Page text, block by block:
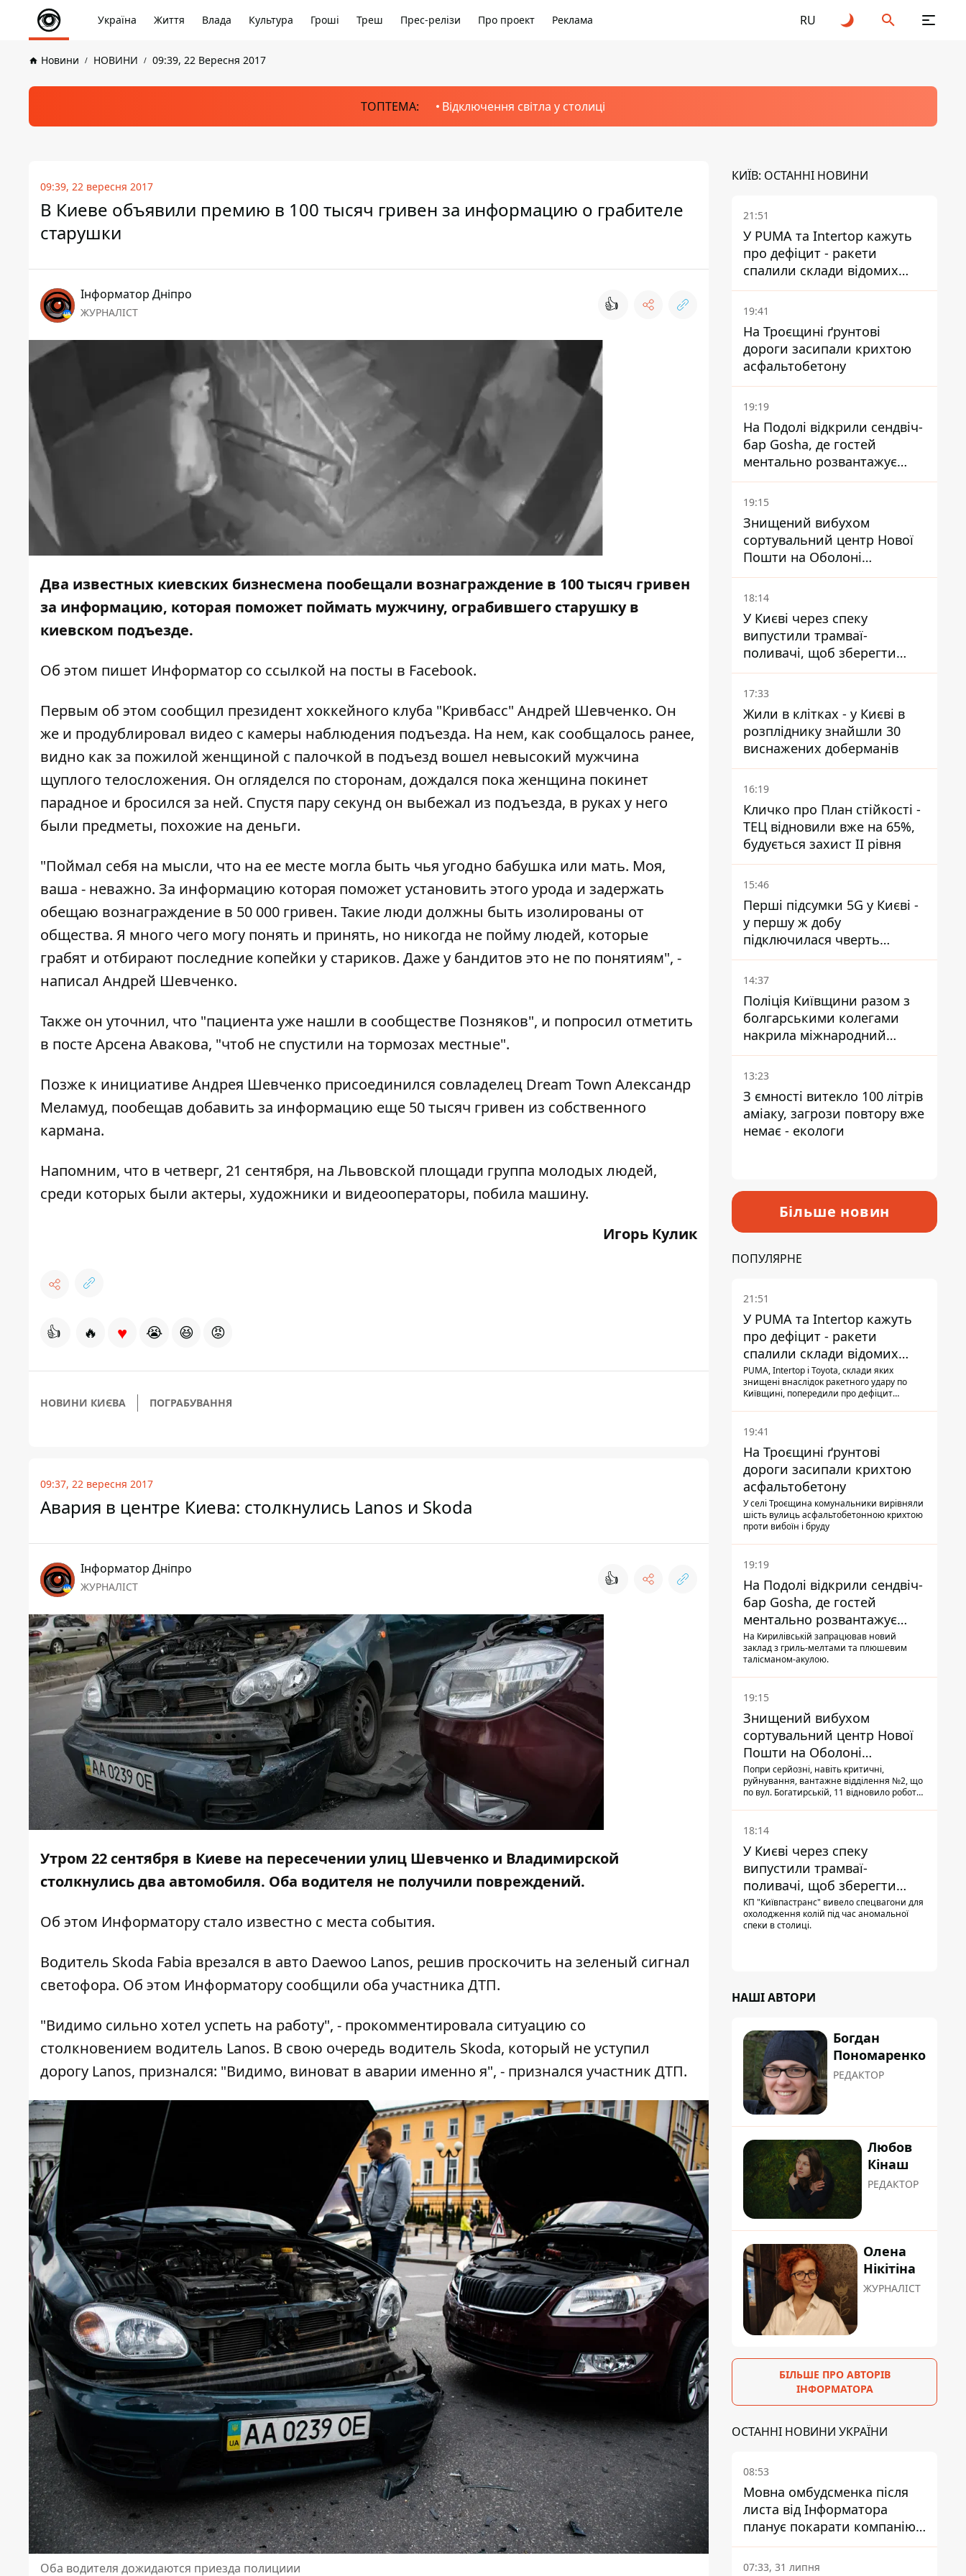
Україна Життя Влада Культура Гроші Треш Прес-релізи Про проект Реклама RU
Новини НОВИНИ 09:39, 22 Вересня 2017
ТОПТЕМА: Відключення світла у столиці
09:39, 22 вересня 2017
В Киеве объявили премию в 100 тысяч гривен за информацию о грабителе
старушки
Інформатор Дніпро
ЖУРНАЛІСТ 👍
Два известных киевских бизнесмена пообещали вознаграждение в 100 тысяч гривен
за информацию, которая поможет поймать мужчину, ограбившего старушку в
киевском подъезде.
Об этом пишет Информатор со ссылкой на посты в Facebook.
Первым об этом сообщил президент хоккейного клуба "Кривбасс" Андрей Шевченко. Он
же и продублировал видео с камеры наблюдения подъезда. На нем, как сообщалось ранее,
видно как за пожилой женщиной с палочкой в подъезд вошел невысокий мужчина
щуплого телосложения. Он огляделся по сторонам, дождался пока женщина покинет
парадное и бросился за ней. Спустя пару секунд он выбежал из подъезда, в руках у него
были предметы, похожие на деньги.
"Поймал себя на мысли, что на ее месте могла быть чья угодно бабушка или мать. Моя,
ваша - неважно. За информацию которая поможет установить этого урода и задержать
обещаю вознаграждение в 50 000 гривен. Такие люди должны быть изолированы от
общества. Я много чего могу понять и принять, но никогда не пойму людей, которые
грабят и отбирают последние копейки у стариков. Даже у бандитов это не по понятиям", -
написал Андрей Шевченко.
Также он уточнил, что "пациента уже нашли в сообществе Позняков", и попросил отметить
в посте Арсена Авакова, "чтоб не спустили на тормозах местные".
Позже к инициативе Андрея Шевченко присоединился совладелец Dream Town Александр
Меламуд, пообещав добавить за информацию еще 50 тысяч гривен из собственного
кармана.
Напомним, что в четверг, 21 сентября, на Львовской площади группа молодых людей,
среди которых были актеры, художники и видеооператоры, побила машину.
Игорь Кулик
👍 🔥 ♥ 😭 😆 😡
НОВИНИ КИЄВА ПОГРАБУВАННЯ
09:37, 22 вересня 2017
Авария в центре Киева: столкнулись Lanos и Skoda
Інформатор Дніпро
ЖУРНАЛІСТ 👍
Утром 22 сентября в Киеве на пересечении улиц Шевченко и Владимирской
столкнулись два автомобиля. Оба водителя не получили повреждений.
Об этом Информатору стало известно с места события.
Водитель Skoda Fabia врезался в авто Daewoo Lanos, решив проскочить на зеленый сигнал
светофора. Об этом Информатору сообщили оба участника ДТП.
"Видимо сильно хотел успеть на работу", - прокомментировала ситуацию со
столкновением водитель Lanos. В свою очередь водитель Skoda, который не уступил
дорогу Lanos, признался: "Видимо, виноват в аварии именно я", - признался участник ДТП.
Оба водителя дожидаются приезда полициии
КИЇВ: ОСТАННІ НОВИНИ
21:51
У PUMA та Intertop кажуть
про дефіцит - ракети
спалили склади відомих
брендів
19:41
На Троєщині ґрунтові
дороги засипали крихтою
асфальтобетону
19:19
На Подолі відкрили сендвіч-
бар Gosha, де гостей
ментально розвантажує
акула
19:15
Знищений вибухом
сортувальний центр Нової
Пошти на Оболоні
запрацював - видають
посилки
18:14
У Києві через спеку
випустили трамваї-
поливачі, щоб зберегти
рейки від деформації
17:33
Жили в клітках - у Києві в
розпліднику знайшли 30
виснажених доберманів
16:19
Кличко про План стійкості -
ТЕЦ відновили вже на 65%,
будується захист ІІ рівня
15:46
Перші підсумки 5G у Києві -
у першу ж добу
підключилася чверть
мільйона абонентів
14:37
Поліція Київщини разом з
болгарськими колегами
накрила міжнародний
наркосиндикат
13:23
З ємності витекло 100 літрів
аміаку, загрози повтору вже
немає - екологи
Більше новин
ПОПУЛЯРНЕ
21:51
У PUMA та Intertop кажуть
про дефіцит - ракети
спалили склади відомих
брендів
PUMA, Intertop і Toyota, склади яких
знищені внаслідок ракетного удару по
Київщині, попередили про дефіцит
19:41
На Троєщині ґрунтові
дороги засипали крихтою
асфальтобетону
У селі Троєщина комунальники вирівняли
шість вулиць асфальтобетонною крихтою
проти вибоїн і бруду
19:19
На Подолі відкрили сендвіч-
бар Gosha, де гостей
ментально розвантажує
акула
На Кирилівській запрацював новий
заклад з гриль-мелтами та плюшевим
талісманом-акулою.
19:15
Знищений вибухом
сортувальний центр Нової
Пошти на Оболоні
запрацював - видають
посилки
Попри серйозні, навіть критичні,
руйнування, вантажне відділення №2, що
по вул. Богатирській, 11 відновило роботу:
18:14
У Києві через спеку
випустили трамваї-
поливачі, щоб зберегти
рейки від деформації
КП "Київпастранс" вивело спецвагони для
охолодження колій під час аномальної
спеки в столиці.
НАШІ АВТОРИ
Богдан
Пономаренко
РЕДАКТОР
Любов
Кінаш
РЕДАКТОР
Олена
Нікітіна
ЖУРНАЛІСТ
БІЛЬШЕ ПРО АВТОРІВ
ІНФОРМАТОРА
ОСТАННІ НОВИНИ УКРАЇНИ
08:53
Мовна омбудсменка після
листа від Інформатора
планує покарати компанію-
підрядника ПриватБанку
07:33, 31 липня